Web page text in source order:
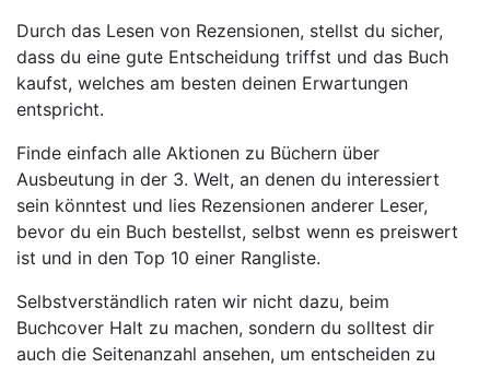
Durch das Lesen von Rezensionen, stellst du sicher,
dass du eine gute Entscheidung triffst und das Buch
kaufst, welches am besten deinen Erwartungen
entspricht.
Finde einfach alle Aktionen zu Büchern über
Ausbeutung in der 3. Welt, an denen du interessiert
sein könntest und lies Rezensionen anderer Leser,
bevor du ein Buch bestellst, selbst wenn es preiswert
ist und in den Top 10 einer Rangliste.
Selbstverständlich raten wir nicht dazu, beim
Buchcover Halt zu machen, sondern du solltest dir
auch die Seitenanzahl ansehen, um entscheiden zu